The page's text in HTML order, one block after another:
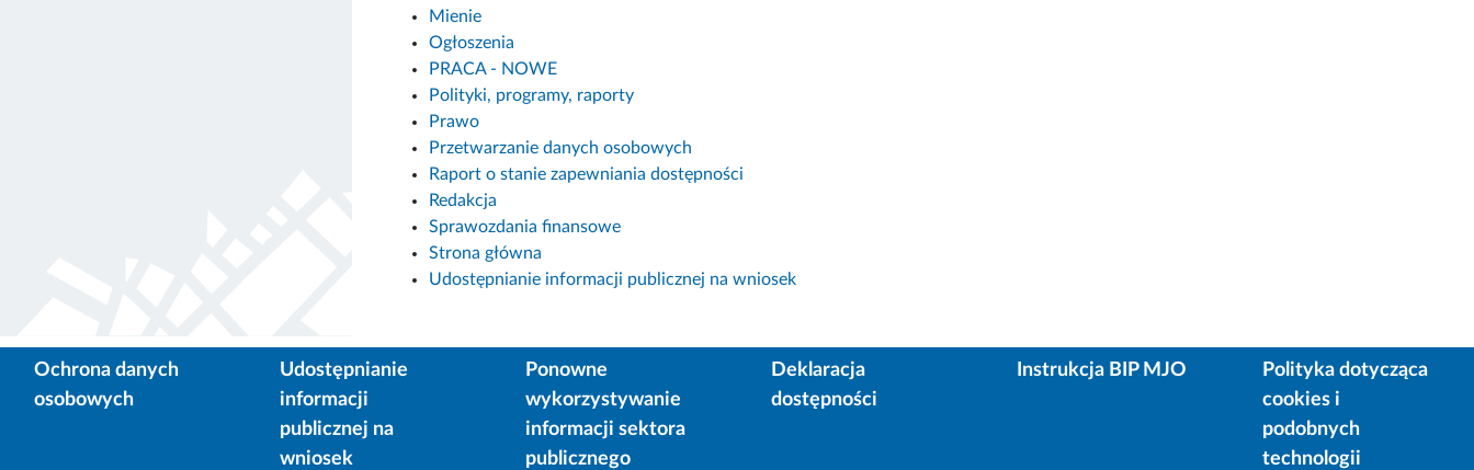
Mienie
Ogłoszenia
PRACA - NOWE
Polityki, programy, raporty
Prawo
Przetwarzanie danych osobowych
Raport o stanie zapewniania dostępności
Redakcja
Sprawozdania finansowe
Strona główna
Udostępnianie informacji publicznej na wniosek
Ochrona danych
osobowych
Udostępnianie
informacji
publicznej na
wniosek
Ponowne
wykorzystywanie
informacji sektora
publicznego
Deklaracja
dostępności
Instrukcja BIP MJO
Polityka dotycząca
cookies i
podobnych
technologii